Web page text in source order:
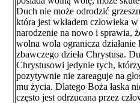
Duch nie może odrodzić
która jest wkładem człowieka
narodzenie na nowo i sprawia,
wolna wola ogranicza
zbawczego dzieła Chrystusa.
Chrystusowi jedynie tych,
pozytywnie nie zareaguje na
mu życia. Dlatego Boża łaska
często jest odrzucana przez